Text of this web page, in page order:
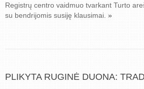
Registrų centro vaidmuo tvarkant Turto
su bendrijomis susiję klausimai. »
PLIKYTA RUGINĖ DUONA: